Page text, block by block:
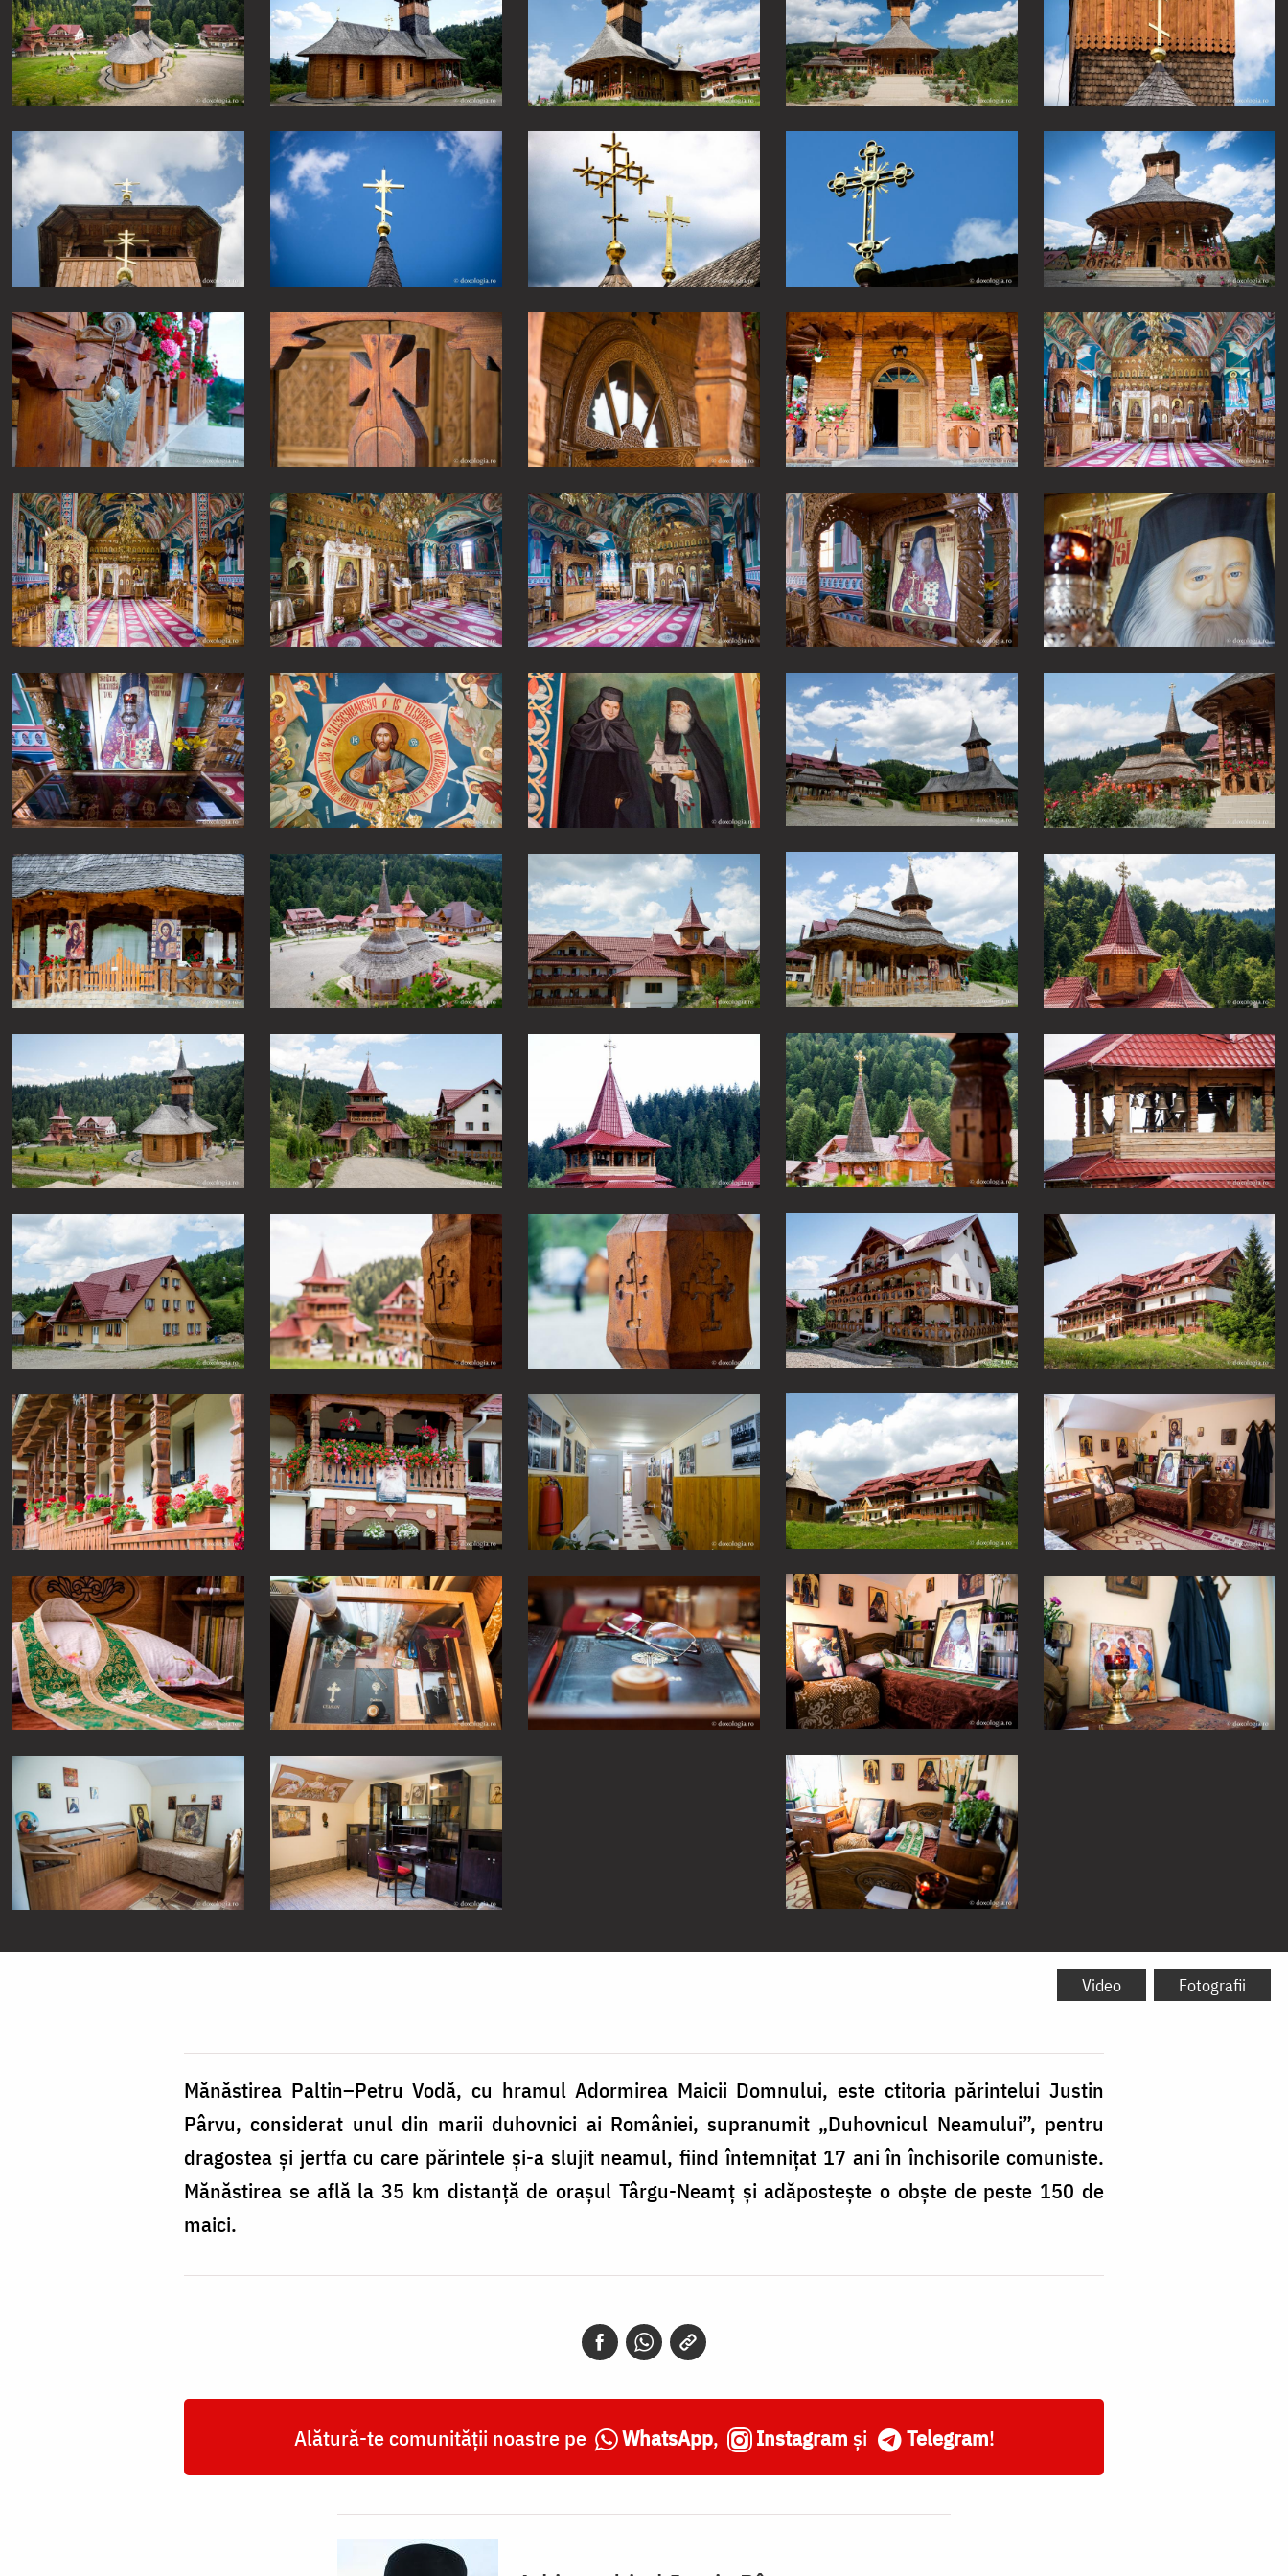
Video Fotografii
Mănăstirea Paltin–Petru Vodă, cu hramul Adormirea Maicii Domnului, este ctitoria părintelui Justin
Pârvu, considerat unul din marii duhovnici ai României, supranumit „Duhovnicul Neamului”, pentru
dragostea şi jertfa cu care părintele şi-a slujit neamul, fiind întemniţat 17 ani în închisorile comuniste.
Mănăstirea se află la 35 km distanţă de oraşul Târgu-Neamţ şi adăposteşte o obşte de peste 150 de
maici.
Alătură-te comunității noastre pe WhatsApp, Instagram și Telegram!